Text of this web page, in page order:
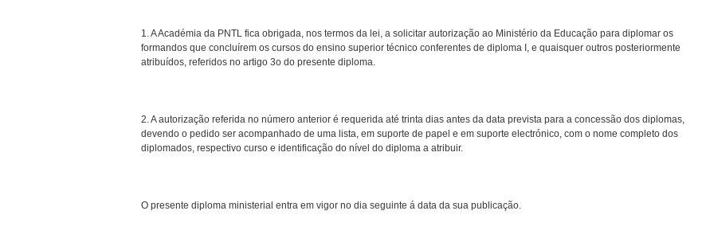
1. A Académia da PNTL fica obrigada, nos termos da lei, a solicitar autorização ao Ministério da Educação para diplomar os
formandos que concluírem os cursos do ensino superior técnico conferentes de diploma I, e quaisquer outros posteriormente
atribuídos, referidos no artigo 3o do presente diploma.
2. A autorização referida no número anterior é requerida até trinta dias antes da data prevista para a concessão dos diplomas,
devendo o pedido ser acompanhado de uma lista, em suporte de papel e em suporte electrónico, com o nome completo dos
diplomados, respectivo curso e identificação do nível do diploma a atribuir.
O presente diploma ministerial entra em vigor no dia seguinte á data da sua publicação.